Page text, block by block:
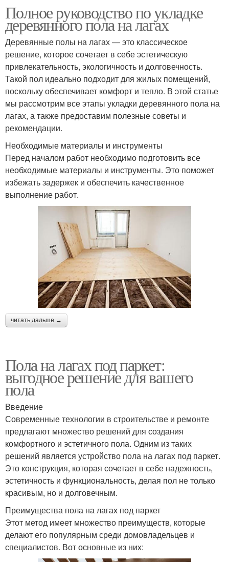
Полное руководство по укладке
деревянного пола на лагах
Деревянные полы на лагах — это классическое
решение, которое сочетает в себе эстетическую
привлекательность, экологичность и долговечность.
Такой пол идеально подходит для жилых помещений,
поскольку обеспечивает комфорт и тепло. В этой статье
мы рассмотрим все этапы укладки деревянного пола на
лагах, а также предоставим полезные советы и
рекомендации.
Необходимые материалы и инструменты
Перед началом работ необходимо подготовить все
необходимые материалы и инструменты. Это поможет
избежать задержек и обеспечить качественное
выполнение работ.
читать дальше →
Пола на лагах под паркет:
выгодное решение для вашего
пола
Введение
Современные технологии в строительстве и ремонте
предлагают множество решений для создания
комфортного и эстетичного пола. Одним из таких
решений является устройство пола на лагах под паркет.
Это конструкция, которая сочетает в себе надежность,
эстетичность и функциональность, делая пол не только
красивым, но и долговечным.
Преимущества пола на лагах под паркет
Этот метод имеет множество преимуществ, которые
делают его популярным среди домовладельцев и
специалистов. Вот основные из них: